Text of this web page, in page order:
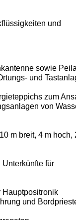
und
sowie
und
zum
von
m breit, 4 m hoch,
für
Hauptpositronik
und